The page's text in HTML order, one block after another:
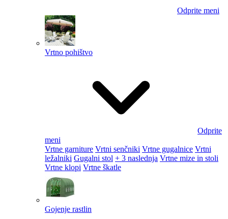
Odprite meni
Vrtno pohištvo
Odprite
meni
Vrtne garniture Vrtni senčniki Vrtne gugalnice Vrtni
ležalniki Gugalni stol + 3 naslednja Vrtne mize in stoli
Vrtne klopi Vrtne škatle
Gojenje rastlin